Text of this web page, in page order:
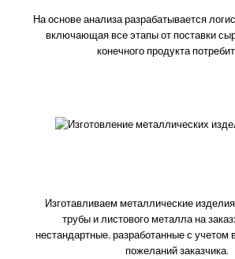
На основе анализа разрабатывается
включающая все этапы от поставки
конечного продукта
Изготавливаем металлические
трубы и листового металла на
нестандартные, разработанные с учетом
пожеланий заказчика.